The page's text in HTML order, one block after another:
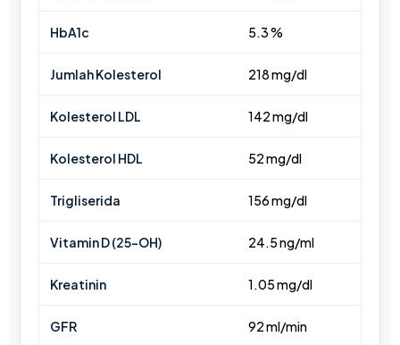
HbA1c 5.3 %
Jumlah Kolesterol 218 mg/dl
Kolesterol LDL 142 mg/dl
Kolesterol HDL 52 mg/dl
Trigliserida 156 mg/dl
Vitamin D (25-OH) 24.5 ng/ml
Kreatinin 1.05 mg/dl
GFR 92 ml/min
Беларуская мова
Frysk
Ślōnskŏ gŏdka